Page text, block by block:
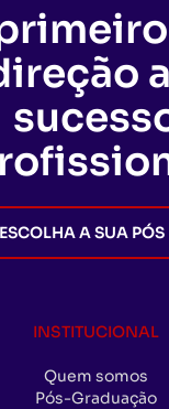
ESCOLHA A SUA PÓS
INSTITUCIONAL
Quem somos
Pós-Graduação